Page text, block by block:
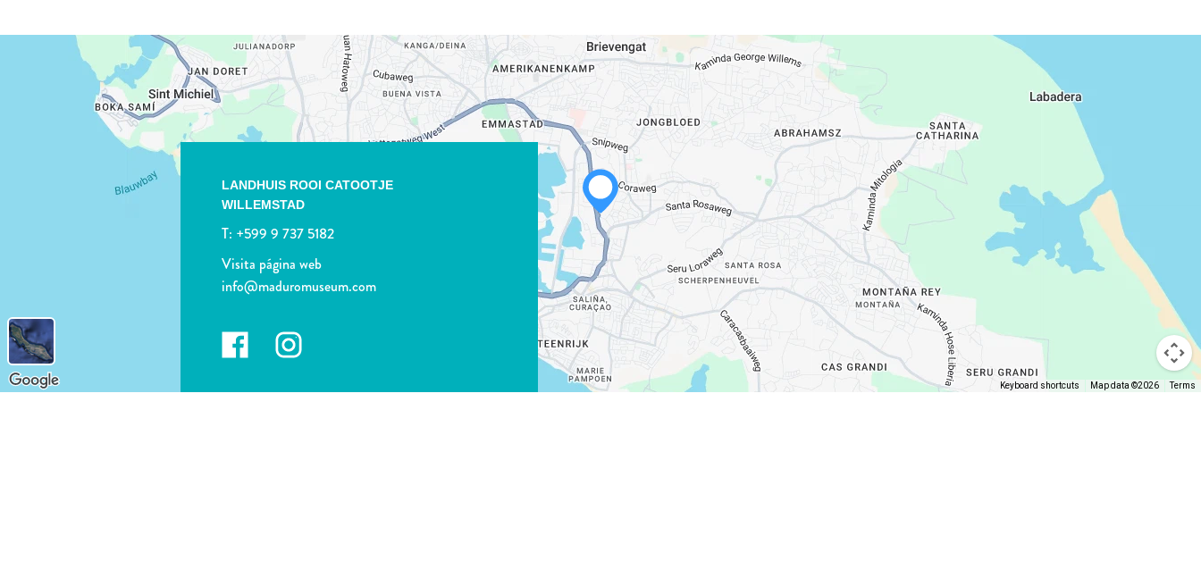
LANDHUIS ROOI CATOOTJE
WILLEMSTAD
T: +599 9 737 5182
Visita página web
info@maduromuseum.com
Keyboard shortcuts Map data ©2026 Terms